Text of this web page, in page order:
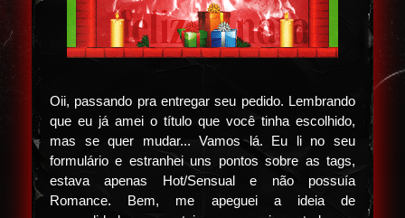
Oii, passando pra entregar seu pedido. Lembrando
que eu já amei o título que você tinha escolhido,
mas se quer mudar... Vamos lá. Eu li no seu
formulário e estranhei uns pontos sobre as tags,
estava apenas Hot/Sensual e não possuía
Romance. Bem, me apeguei a ideia de